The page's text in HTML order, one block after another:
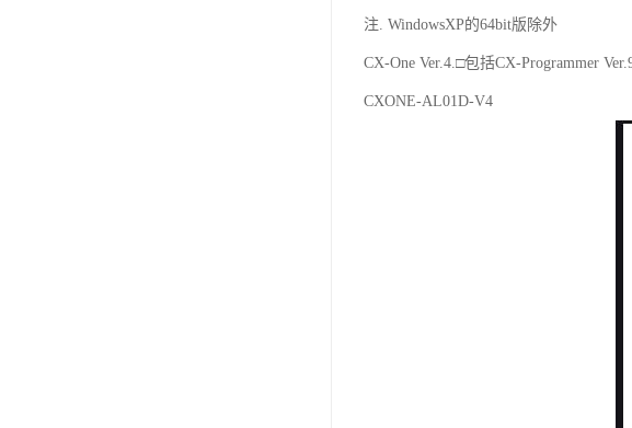
注. WindowsXP的64bit版除外
CX-One Ver.4.□包括CX-Programmer
CXONE-AL01D-V4